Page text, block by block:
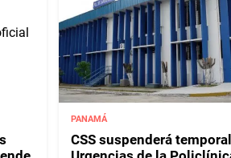
PANAMÁ
CSS suspenderá